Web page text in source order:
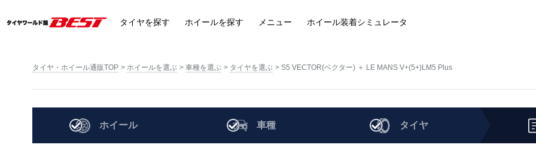
タイヤを探す ホイールを探す メニュー ホイール装着シミュレータ
タイヤ・ホイール通販TOP ホイールを選ぶ 車種を選ぶ タイヤを選ぶ S5 VECTOR(ベクター) ＋ LE MANS V+(5+)LM5 Plus
ホイール 車種 タイヤ